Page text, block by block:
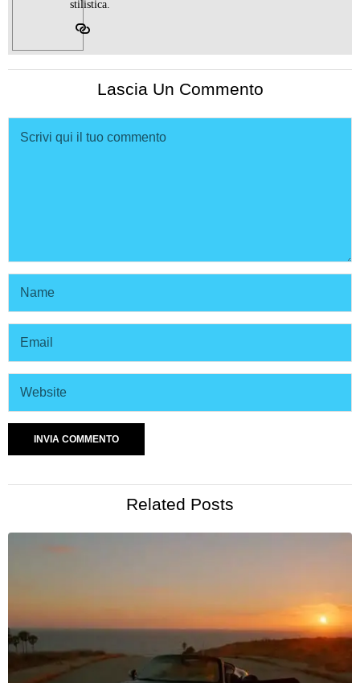
stilistica.
Lascia Un Commento
Related Posts